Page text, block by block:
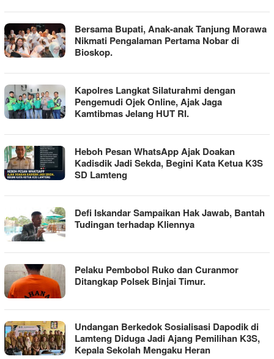
Bersama Bupati, Anak-anak Tanjung Morawa
Nikmati Pengalaman Pertama Nobar di
Bioskop.
Kapolres Langkat Silaturahmi dengan
Pengemudi Ojek Online, Ajak Jaga
Kamtibmas Jelang HUT RI.
Heboh Pesan WhatsApp Ajak Doakan
Kadisdik Jadi Sekda, Begini Kata Ketua K3S
SD Lamteng
Defi Iskandar Sampaikan Hak Jawab, Bantah
Tudingan terhadap Kliennya
Pelaku Pembobol Ruko dan Curanmor
Ditangkap Polsek Binjai Timur.
Undangan Berkedok Sosialisasi Dapodik di
Lamteng Diduga Jadi Ajang Pemilihan K3S,
Kepala Sekolah Mengaku Heran